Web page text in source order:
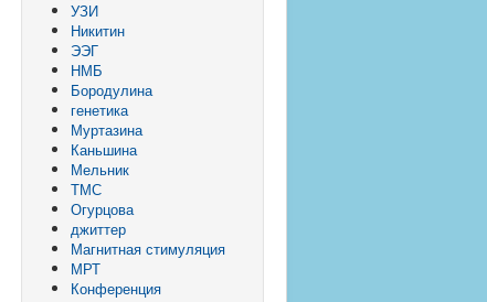
УЗИ
Никитин
ЭЭГ
НМБ
Бородулина
генетика
Муртазина
Каньшина
Мельник
ТМС
Огурцова
джиттер
Магнитная стимуляция
МРТ
Конференция